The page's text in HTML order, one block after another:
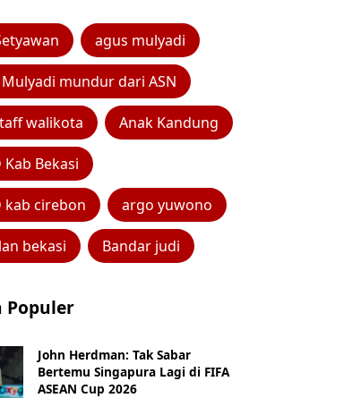
agus mulyadi
mundur dari ASN
walikota Anak Kandung
Kab Bekasi
kab cirebon argo yuwono
bekasi Bandar judi
Populer
John Herdman: Tak Sabar
Bertemu Singapura Lagi di FIFA
ASEAN Cup 2026